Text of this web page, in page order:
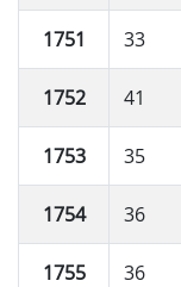
1751 33
1752 41
1753 35
1754 36
1755 36